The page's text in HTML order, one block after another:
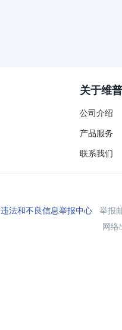
关于维普
公司介绍
产品服务
联系我们
违法和不良信息举报中心举报
网